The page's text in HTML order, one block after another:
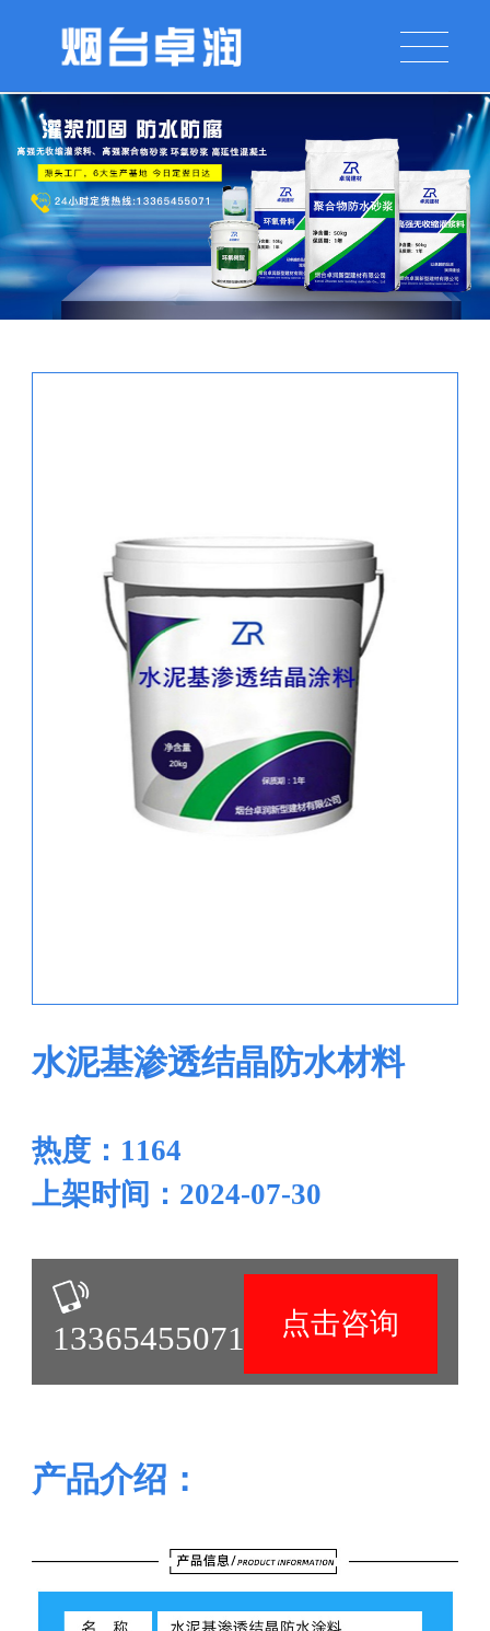
水泥基渗透结晶防水材料
热度：1164
上架时间：2024-07-30
13365455071 点击咨询
产品介绍：